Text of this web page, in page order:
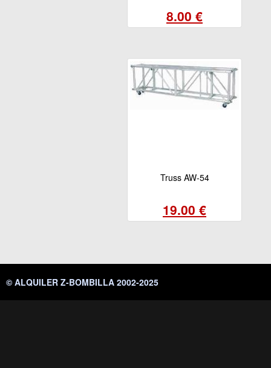
8.00 €
Truss AW-54
19.00 €
© ALQUILER Z-BOMBILLA 2002-2025